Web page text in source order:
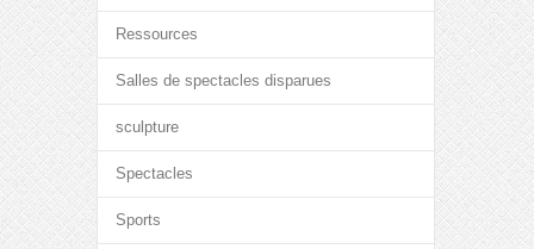
Ressources
Salles de spectacles disparues
sculpture
Spectacles
Sports